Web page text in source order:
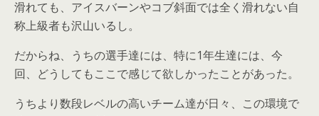
滑れても、アイスバーンやコブ斜面では全く滑れない自
称上級者も沢山いるし。
だからね、うちの選手達には、特に1年生達には、今
回、どうしてもここで感じて欲しかったことがあった。
うちより数段レベルの高いチーム達が日々、この環境で